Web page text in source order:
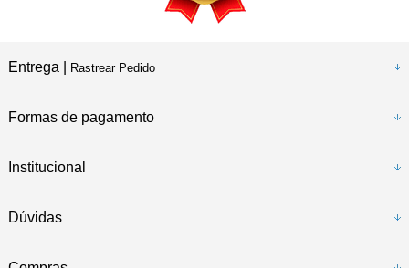
Entrega | Rastrear Pedido
Formas de pagamento
Institucional
Dúvidas